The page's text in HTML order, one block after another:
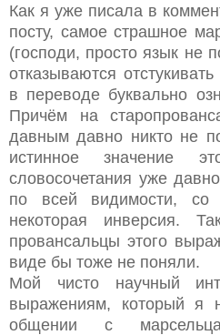
Как я уже писала в
посту, самое страшное
(господи, просто язык не
отказываются
в переводе буквально
Причём на
давным давно никто не
истинное значение
словосочетания уже
по всей видимости, со
некоторая инверсия.
провансальцы этого
виде бы тоже не поняли.
Мой чисто научный
выражениям, который я
общении с